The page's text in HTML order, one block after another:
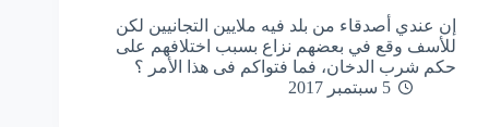
إن عندي أصدقاء من بلد فيه ملايين التجانيين لكن
للأسف وقع في بعضهم نزاع بسبب اختلافهم على
حكم شرب الدخان، فما فتواكم فى هذا الأمر ؟
5 سبتمبر 2017